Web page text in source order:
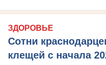
ЗДОРОВЬЕ
Сотни
клещей с начала